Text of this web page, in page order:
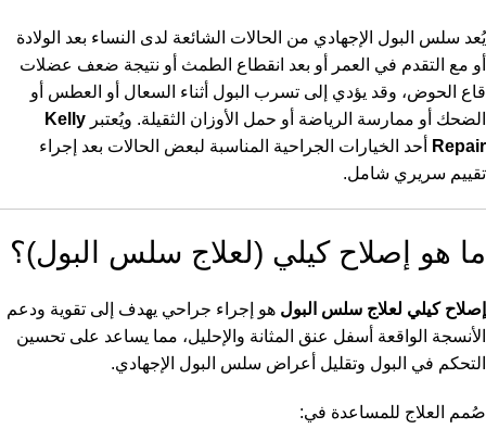
يُعد سلس البول الإجهادي من الحالات الشائعة لدى النساء بعد الولادة
أو مع التقدم في العمر أو بعد انقطاع الطمث أو نتيجة ضعف عضلات
قاع الحوض، وقد يؤدي إلى تسرب البول أثناء السعال أو العطس أو
الضحك أو ممارسة الرياضة أو حمل الأوزان الثقيلة. ويُعتبر Kelly
Repair
أحد الخيارات الجراحية المناسبة لبعض الحالات بعد إجراء
تقييم سريري شامل.
ما هو إصلاح كيلي (لعلاج سلس البول)؟
إصلاح كيلي لعلاج سلس البول هو إجراء جراحي يهدف إلى تقوية ودعم
الأنسجة الواقعة أسفل عنق المثانة والإحليل، مما يساعد على تحسين
التحكم في البول وتقليل أعراض سلس البول الإجهادي.
صُمم العلاج للمساعدة في: